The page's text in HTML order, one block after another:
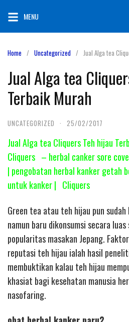
content
MENU
Home Uncategorized Jual Alga tea
Jual Alga tea
Terbaik Murah
UNCATEGORIZED · 25/02/2017
Jual Alga tea Cliquers Teh hijau
Cliquers – herbal canker sore
| pengobatan herbal kanker getah
untuk kanker | Cliquers
Green tea atau teh hijau pun
namun baru dikonsumsi secara
popularitas masakan Jepang.
reputasi teh hijau ialah hasil
membuktikan kalau teh hijau
khasiat bagi kesehatan manusia
nasofaring.